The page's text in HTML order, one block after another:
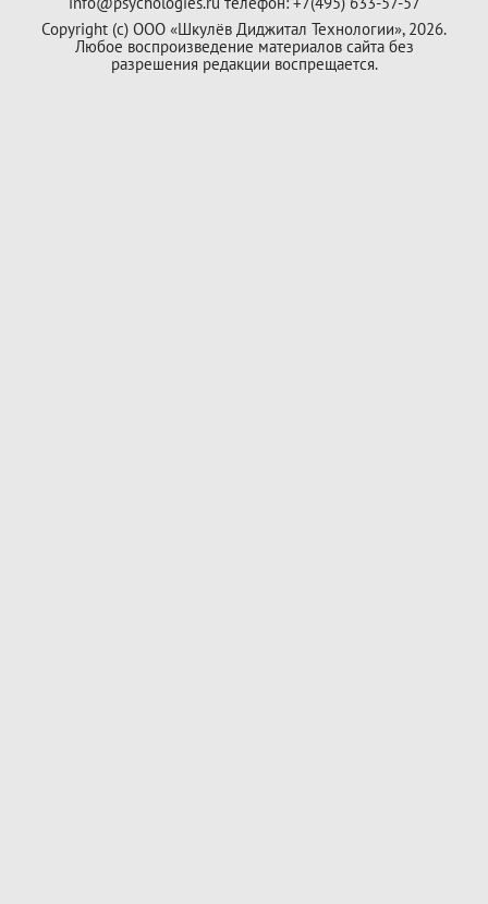
Copyright (с) ООО «Шкулёв Диджитал Технологии», 2026.
Любое воспроизведение материалов сайта без
разрешения редакции воспрещается.